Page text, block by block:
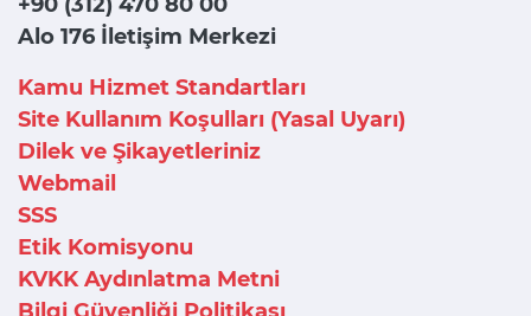
Alo 176 İletişim Merkezi
Kamu Hizmet Standartları
Site Kullanım Koşulları (Yasal Uyarı)
Dilek ve Şikayetleriniz
Webmail
SSS
Etik Komisyonu
KVKK Aydınlatma Metni